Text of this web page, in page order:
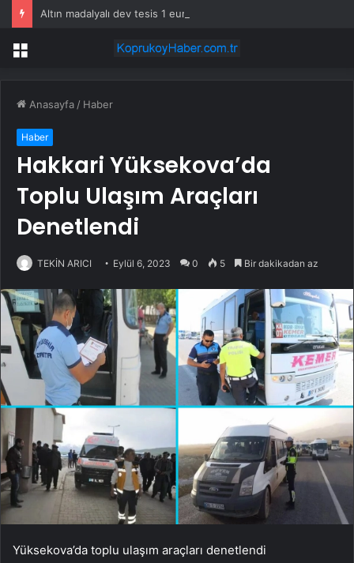
Menü
Anasayfa / Haber
Haber
Hakkari Yüksekova’da
Toplu Ulaşım Araçları
Denetlendi
TEKİN ARICI Eylül 6, 2023 0 5 Bir dakikadan az
Yüksekova’da toplu ulaşım araçları denetlendi